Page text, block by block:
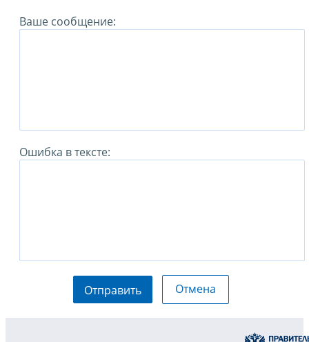
Ваше сообщение:
Ошибка в тексте:
Отправить Отмена